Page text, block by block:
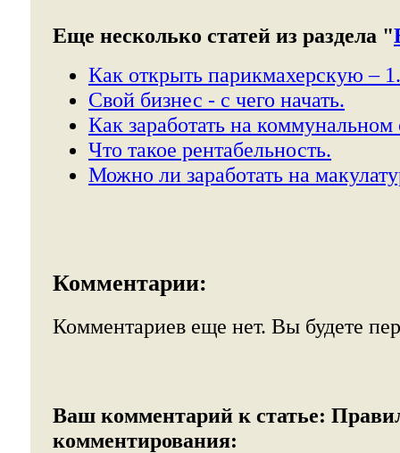
Еще несколько статей из раздела "
Как открыть парикмахерскую – 1.
Свой бизнес - с чего начать.
Как заработать на
Что такое рентабельность.
Можно ли заработать на
Комментарии:
Комментариев еще нет. Вы будете
Ваш комментарий к статье:
комментирования: